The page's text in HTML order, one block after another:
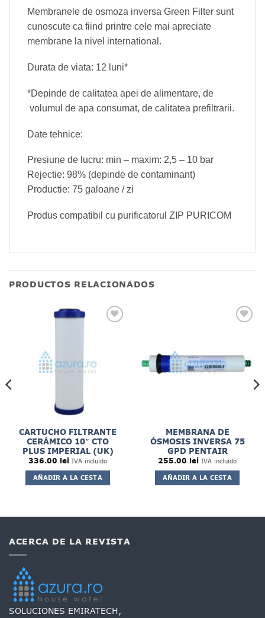
Membranele de osmoza inversa Green Filter sunt
cunoscute ca fiind printre cele mai apreciate
membrane la nivel international.
Durata de viata: 12 luni*
*Depinde de calitatea apei de alimentare, de
volumul de apa consumat, de calitatea prefiltrarii.
Date tehnice:
Presiune de lucru: min – maxim: 2,5 – 10 bar
Rejectie: 98% (depinde de contaminant)
Productie: 75 galoane / zi
Produs compatibil cu purificatorul ZIP PURICOM
PRODUCTOS RELACIONADOS
CARTUCHO FILTRANTE
CERÁMICO 10″ CTO
PLUS IMPERIAL (UK)
336.00 lei IVA incluido
AÑADIR A LA CESTA
MEMBRANA DE
ÓSMOSIS INVERSA 75
GPD PENTAIR
255.00 lei IVA incluido
AÑADIR A LA CESTA
ACERCA DE LA REVISTA
SOLUCIONES EMIRATECH,